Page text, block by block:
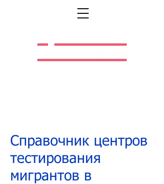
Справочник центров
тестирования
мигрантов в